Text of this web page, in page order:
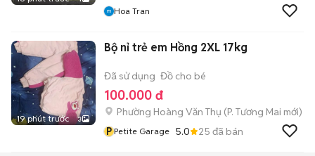
Hoa Tran
19 phút trước 3
Bộ nỉ trẻ em Hồng 2XL 17kg
Đã sử dụng Đồ cho bé
100.000 đ
Phường Hoàng Văn Thụ (P. Tương Mai mới)
P Petite Garage 5.0 25 đã bán